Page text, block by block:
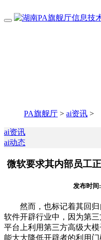
PA旗舰厅 > ai资讯 >
ai资讯
ai动态
微软要求其内部员工
发布时间
然而，也标记着其回归
软件开辟行业中，因为第
平台上利用第三方高级大
能大大降低开辟者的利用